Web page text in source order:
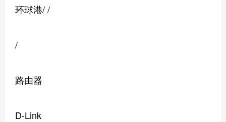
环球港/ /
/
路由器
D-Link